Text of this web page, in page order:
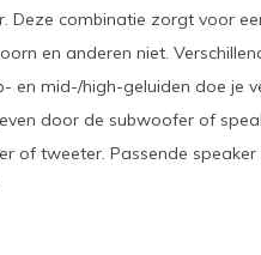
Deze combinatie zorgt voor
en anderen niet.
en mid-/high-geluiden doe je
door de subwoofer of
of tweeter. Passende